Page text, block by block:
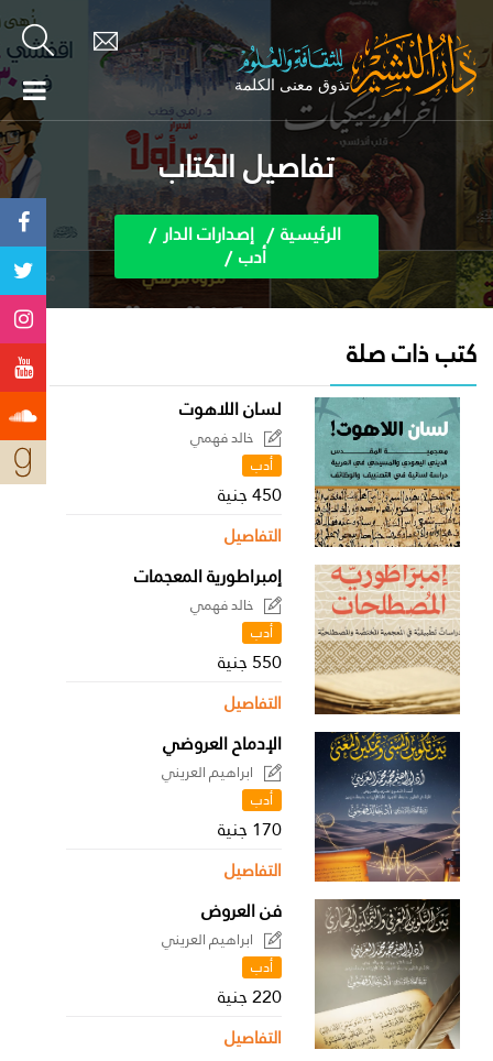
تفاصيل الكتاب
الرئيسية إصدارات الدار
أدب
كتب ذات صلة
لسان اللاهوت
خالد فهمي
أدب
450 جنية
التفاصيل
إمبراطورية المعجمات
خالد فهمي
أدب
550 جنية
التفاصيل
الإدماح العروضي
ابراهيم العريني
أدب
170 جنية
التفاصيل
فن العروض
ابراهيم العريني
أدب
220 جنية
التفاصيل